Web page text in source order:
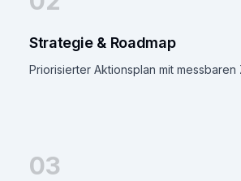
Strategie & Roadmap
Priorisierter Aktionsplan mit messbaren
03